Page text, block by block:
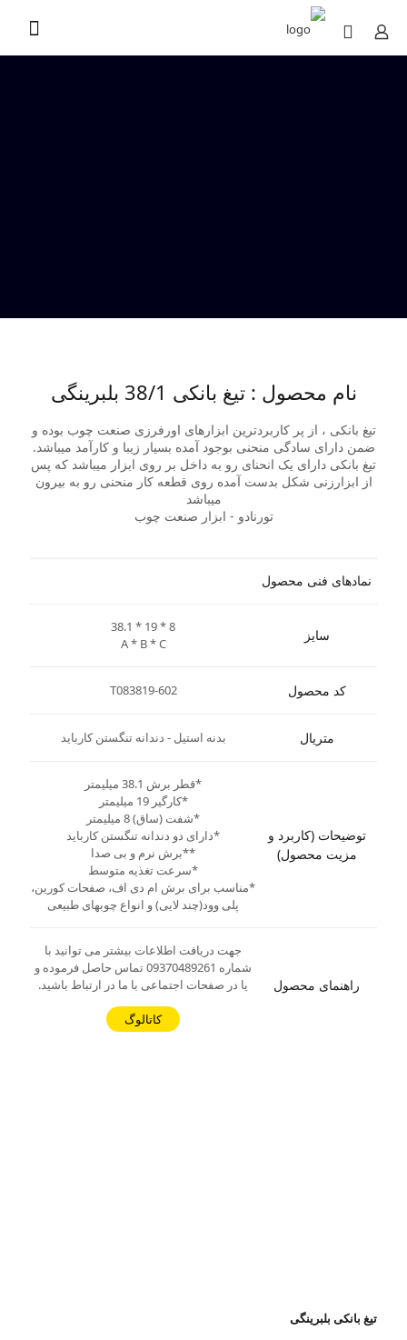
نام محصول : تیغ بانکی 38/1 بلبرینگی
تیغ بانکی ، از پر کاربردترین ابزارهای اورفرزی صنعت چوب بوده و
ضمن دارای سادگی منحنی بوجود آمده بسیار زیبا و کارآمد میباشد.
تیغ بانکی دارای یک انحنای رو به داخل بر روی ابزار میباشد که پس
از ابزارزنی شکل بدست آمده روی قطعه کار منحنی رو به بیرون
میباشد
تورنادو - ابزار صنعت چوب
نمادهای فنی محصول
سایز
38.1 * 19 * 8
A * B * C
کد محصول T083819-602
متریال بدنه استیل - دندانه تنگستن کارباید
توضیحات (کاربرد و
مزیت محصول)
*قطر برش 38.1 میلیمتر
*کارگیر 19 میلیمتر
*شفت (ساق) 8 میلیمتر
*دارای دو دندانه تنگستن کارباید
**برش نرم و بی صدا
*سرعت تغذیه متوسط
*مناسب برای برش ام دی اف، صفحات کورین،
پلی وود(چند لایی) و انواع چوبهای طبیعی
راهنمای محصول
جهت دریافت اطلاعات بیشتر می توانید با
شماره 09370489261 تماس حاصل فرموده و
یا در صفحات اجتماعی با ما در ارتباط باشید.
کاتالوگ
تیغ بانکی بلبرینگی